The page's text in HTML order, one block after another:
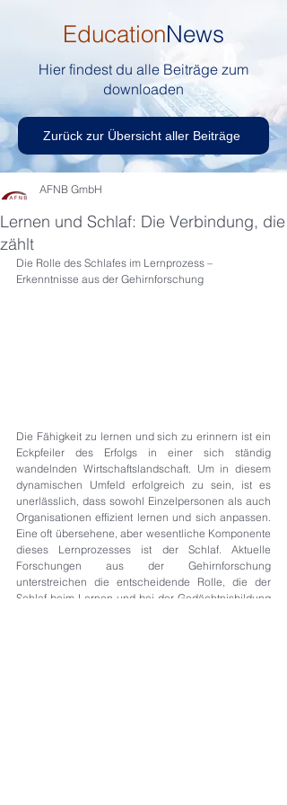
EducationNews
Hier findest du alle Beiträge zum
downloaden
Zurück zur Übersicht aller Beiträge
Lernen und Schlaf: Die Verbindung, die
zählt
AFNB GmbH
Die Rolle des Schlafes im Lernprozess –
Erkenntnisse aus der Gehirnforschung
Die Fähigkeit zu lernen und sich zu erinnern ist ein
Eckpfeiler des Erfolgs in einer sich ständig
wandelnden Wirtschaftslandschaft. Um in diesem
dynamischen Umfeld erfolgreich zu sein, ist es
unerlässlich, dass sowohl Einzelpersonen als auch
Organisationen effizient lernen und sich anpassen.
Eine oft übersehene, aber wesentliche Komponente
dieses Lernprozesses ist der Schlaf. Aktuelle
Forschungen aus der Gehirnforschung
unterstreichen die entscheidende Rolle, die der
Schlaf beim Lernen und bei der Gedächtnisbildung